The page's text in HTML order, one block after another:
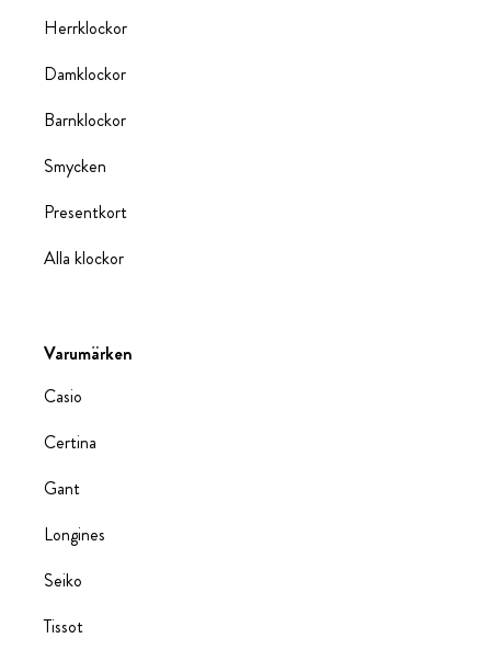
Herrklockor
Damklockor
Barnklockor
Smycken
Presentkort
Alla klockor
Varumärken
Casio
Certina
Gant
Longines
Seiko
Tissot